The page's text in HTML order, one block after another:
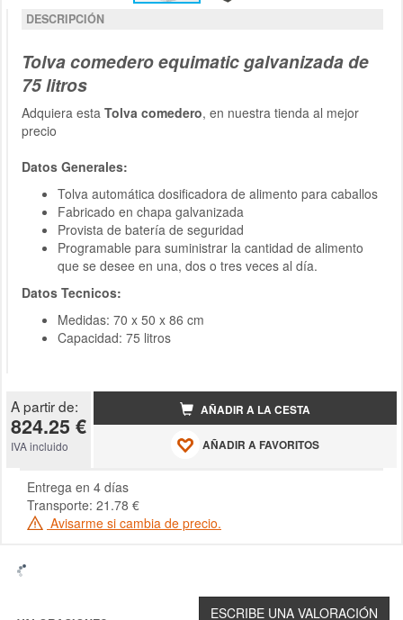
DESCRIPCIÓN
Tolva comedero equimatic galvanizada de
75 litros
Adquiera esta Tolva comedero, en nuestra tienda al mejor
precio
Datos Generales:
Tolva automática dosificadora de alimento para caballos
Fabricado en chapa galvanizada
Provista de batería de seguridad
Programable para suministrar la cantidad de alimento
que se desee en una, dos o tres veces al día.
Datos Tecnicos:
Medidas: 70 x 50 x 86 cm
Capacidad: 75 litros
A partir de:
824.25 €
IVA incluido
AÑADIR A LA CESTA
AÑADIR A FAVORITOS
Entrega en 4 días
Transporte: 21.78 €
Avisarme si cambia de precio.